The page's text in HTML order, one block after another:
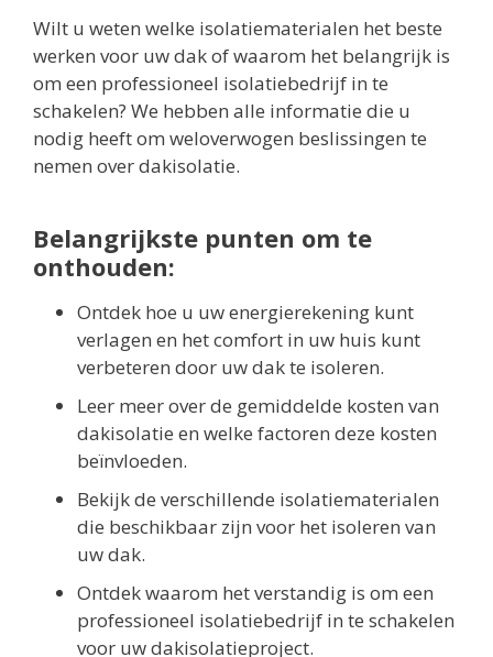
Wilt u weten welke isolatiematerialen het beste
werken voor uw dak of waarom het belangrijk is
om een professioneel isolatiebedrijf in te
schakelen? We hebben alle informatie die u
nodig heeft om weloverwogen beslissingen te
nemen over dakisolatie.
Belangrijkste punten om te
onthouden:
Ontdek hoe u uw energierekening kunt
verlagen en het comfort in uw huis kunt
verbeteren door uw dak te isoleren.
Leer meer over de gemiddelde kosten van
dakisolatie en welke factoren deze kosten
beïnvloeden.
Bekijk de verschillende isolatiematerialen
die beschikbaar zijn voor het isoleren van
uw dak.
Ontdek waarom het verstandig is om een
professioneel isolatiebedrijf in te schakelen
voor uw dakisolatieproject.